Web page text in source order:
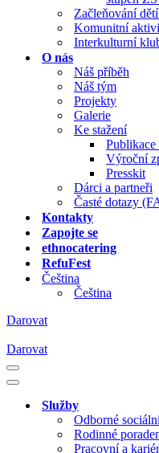
Začleňování
Komunitní
Interkulturní
O nás
Náš příběh
Náš tým
Projekty
Galerie
Ke stažení
Publikace
Výroční
Presskit
Dárci a partneři
Časté dotazy
Kontakty
Zapojte se
ethnocatering
RefuFest
Čeština
Čeština
Darovat
Darovat
Navigační
menu
Navigační
Služby
Odborné
Rodinné
Pracovní a